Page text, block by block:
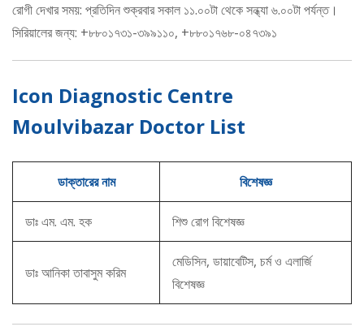
রোগী দেখার সময়: প্রতিদিন শুক্রবার সকাল ১১.০০টা থেকে সন্ধ্যা ৬.০০টা পর্যন্ত।
সিরিয়ালের জন্য: +৮৮০১৭৩১-৩৯৯১১০, +৮৮০১৭৬৮-০৪৭৩৯১
Icon Diagnostic Centre
Moulvibazar Doctor List
ডাক্তারের নাম বিশেষজ্ঞ
ডাঃ এম. এম. হক শিশু রোগ বিশেষজ্ঞ
ডাঃ আনিকা তাবাসুম করিম
মেডিসিন, ডায়াবেটিস, চর্ম ও এলার্জি
বিশেষজ্ঞ